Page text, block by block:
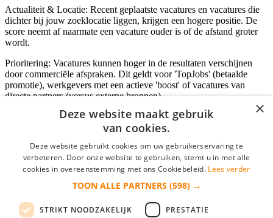
Actualiteit & Locatie: Recent geplaatste vacatures en vacatures die
dichter bij jouw zoeklocatie liggen, krijgen een hogere positie. De
score neemt af naarmate een vacature ouder is of de afstand groter
wordt.
Prioritering: Vacatures kunnen hoger in de resultaten verschijnen
door commerciële afspraken. Dit geldt voor 'TopJobs' (betaalde
promotie), werkgevers met een actieve 'boost' of vacatures van
directe partners (versus externe bronnen).
Inloggen als bedrijf
*
login gegevens onthouden
×
Deze website maakt gebruik
van cookies.
Deze website gebruikt cookies om uw gebruikerservaring te
verbeteren. Door onze website te gebruiken, stemt u in met alle
cookies in overeenstemming met ons Cookiebeleid. Lees verder
TOON ALLE PARTNERS (598) →
STRIKT NOODZAKELIJK PRESTATIE